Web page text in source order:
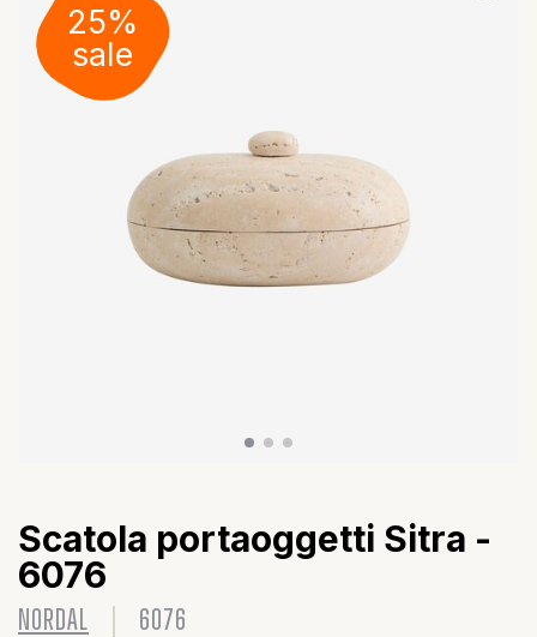
25%
sale
Scatola portaoggetti Sitra -
6076
NORDAL 6076